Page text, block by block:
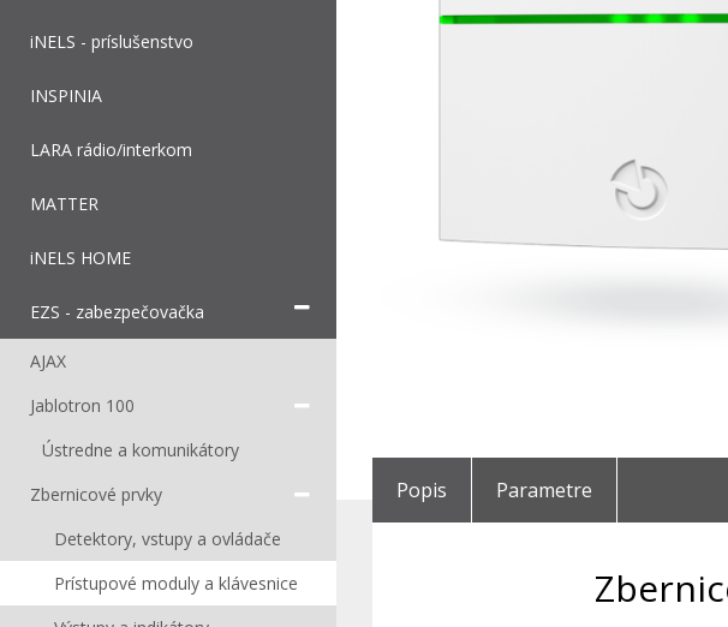
iNELS - príslušenstvo
INSPINIA
LARA rádio/interkom
MATTER
iNELS HOME
EZS - zabezpečovačka
AJAX
Jablotron 100
Ústredne a komunikátory
Zbernicové prvky
Detektory, vstupy a ovládače
Prístupové moduly a klávesnice
Popis Parametre